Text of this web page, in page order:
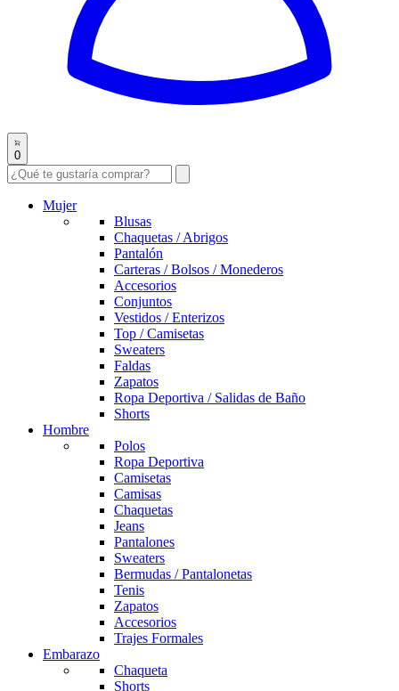
0
Mujer
Blusas
Chaquetas / Abrigos
Pantalón
Carteras / Bolsos / Monederos
Accesorios
Conjuntos
Vestidos / Enterizos
Top / Camisetas
Sweaters
Faldas
Zapatos
Ropa Deportiva / Salidas de Baño
Shorts
Hombre
Polos
Ropa Deportiva
Camisetas
Camisas
Chaquetas
Jeans
Pantalones
Sweaters
Bermudas / Pantalonetas
Tenis
Zapatos
Accesorios
Trajes Formales
Embarazo
Chaqueta
Shorts